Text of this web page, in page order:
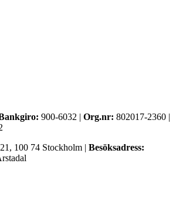
900-6032 | Org.nr: 802017-2360 |
100 74 Stockholm | Besöksadress: